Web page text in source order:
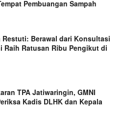
Pembuangan Sampah
Restuti: Berawal dari Konsultasi
Raih Ratusan Ribu Pengikut di
TPA Jatiwaringin, GMNI
Kadis DLHK dan Kepala